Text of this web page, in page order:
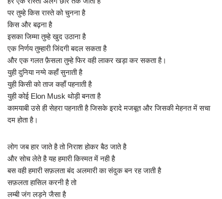
पर तुम्हे किस रास्ते को चुनना है
किस और बढ़ना है
इसका जिम्मा तुम्हे खुद उठाना है
एक निर्णय तुम्हारी जिंदगी बदल सकता है
और एक गलत फ़ैसला तुम्हे फिर वही लाकर खड़ा कर सकता है।
युही दुनिया नग्मे कहाँ सुनाती है
युही किसी को ताज कहाँ पहनाती है
युही कोई Elon Musk थोड़ी बनता है
कामयाबी उसे ही सेहरा पहनाती है जिसके इरादे मजबूत और जिसकी मेहनत में सचा
दम होता है।
लोग जब हार जाते है तो निराश होकर बैठ जाते है
और सोच लेते है यह हमारी किस्मत में नही है
बस वही हमारी सफ़लता बंद अलमारी का संदुक बन रह जाती है
सफ़लता हासिल करनी है तो
लम्बी जंग लड़ने जैसा है